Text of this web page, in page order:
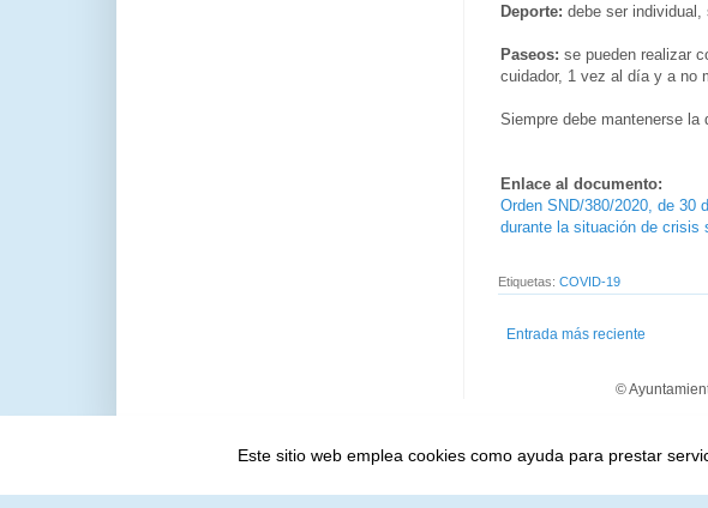
Este sitio web emplea cookies como ayuda para prestar
Deporte: debe ser
Paseos: se pueden realizar
cuidador, 1 vez al día y a no
Siempre debe mantenerse
Enlace al documento:
Orden SND/380/2020, de 30
durante la situación de crisis
Etiquetas: COVID-19
Entrada más reciente
©